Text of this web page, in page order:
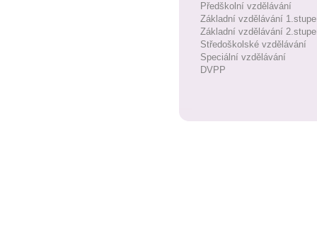
Předškolní vzdělávání
Základní vzdělávání
Základní vzdělávání
Středoškolské vzdělávání
Speciální vzdělávání
DVPP